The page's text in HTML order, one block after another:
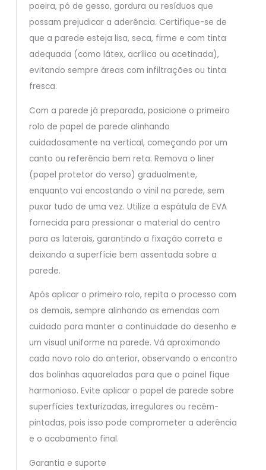
poeira, pó de gesso, gordura ou resíduos que
possam prejudicar a aderência. Certifique-se de
que a parede esteja lisa, seca, firme e com tinta
adequada (como látex, acrílica ou acetinada),
evitando sempre áreas com infiltrações ou tinta
fresca.
Com a parede já preparada, posicione o primeiro
rolo de papel de parede alinhando
cuidadosamente na vertical, começando por um
canto ou referência bem reta. Remova o liner
(papel protetor do verso) gradualmente,
enquanto vai encostando o vinil na parede, sem
puxar tudo de uma vez. Utilize a espátula de EVA
fornecida para pressionar o material do centro
para as laterais, garantindo a fixação correta e
deixando a superfície bem assentada sobre a
parede.
Após aplicar o primeiro rolo, repita o processo com
os demais, sempre alinhando as emendas com
cuidado para manter a continuidade do desenho e
um visual uniforme na parede. Vá aproximando
cada novo rolo do anterior, observando o encontro
das bolinhas aquareladas para que o painel fique
harmonioso. Evite aplicar o papel de parede sobre
superfícies texturizadas, irregulares ou recém-
pintadas, pois isso pode comprometer a aderência
e o acabamento final.
Garantia e suporte